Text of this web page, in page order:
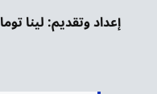
إعداد وتقديم: لينا توما